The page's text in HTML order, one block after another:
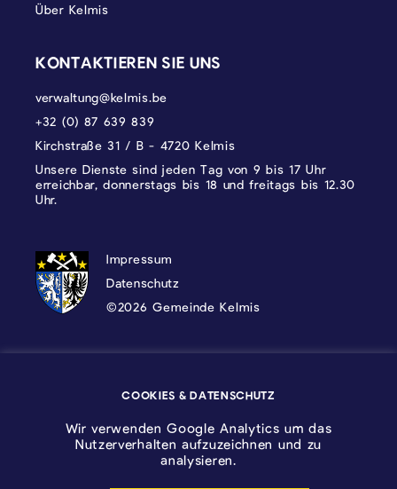
Über Kelmis
KONTAKTIEREN SIE UNS
verwaltung@kelmis.be
+32 (0) 87 639 839
Kirchstraße 31 / B - 4720 Kelmis
Unsere Dienste sind jeden Tag von 9 bis 17 Uhr
erreichbar, donnerstags bis 18 und freitags bis 12.30
Uhr.
DATENSCHUTZ, IMPRESSUM UND
Impressum
Datenschutz
©2026 Gemeinde Kelmis
COOKIES & DATENSCHUTZ
Wir verwenden Google Analytics um das
Nutzerverhalten aufzuzeichnen und zu
analysieren.